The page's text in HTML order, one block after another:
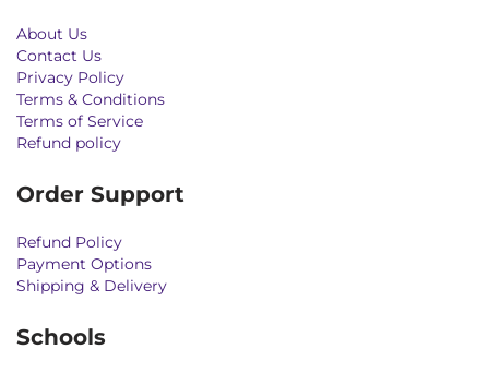
About Us
Contact Us
Privacy Policy
Terms & Conditions
Terms of Service
Refund policy
Order Support
Refund Policy
Payment Options
Shipping & Delivery
Schools